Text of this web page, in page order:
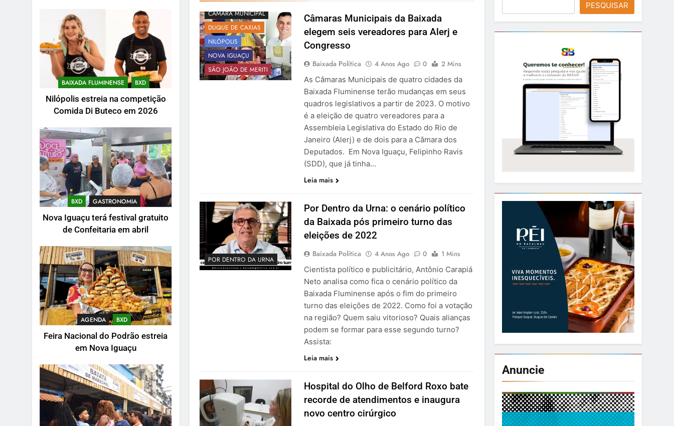
BAIXADA FLUMINENSE BXD
Nilópolis estreia na competição
Comida Di Buteco em 2026
BXD GASTRONOMIA
Nova Iguaçu terá festival gratuito
de Confeitaria em abril
AGENDA BXD
Feira Nacional do Podrão estreia
em Nova Iguaçu
CÂMARA MUNICIPAL
DUQUE DE CAXIAS
NILÓPOLIS
NOVA IGUAÇU
SÃO JOÃO DE MERITI
Câmaras Municipais da Baixada
elegem seis vereadores para Alerj e
Congresso
Baixada Política 4 Anos Ago 0
2 Mins
As Câmaras Municipais de quatro cidades da
Baixada Fluminense terão mudanças em seus
quadros legislativos a partir de 2023. O motivo
é a eleição de quatro vereadores para a
Assembleia Legislativa do Estado do Rio de
Janeiro (Alerj) e de dois para a Câmara dos
Deputados. Em Nova Iguaçu, Felipinho Ravis
(SDD), que já tinha…
Leia mais
POR DENTRO DA URNA
Por Dentro da Urna: o cenário político
da Baixada pós primeiro turno das
eleições de 2022
Baixada Política 4 Anos Ago 0
1 Mins
Cientista político e publicitário, Antônio Carapiá
Neto analisa como fica o cenário político da
Baixada Fluminense após o fim do primeiro
turno das eleições de 2022. Como foi a votação
na região? Quem saiu vitorioso? Quais alianças
podem se formar para esse segundo turno?
Assista:
Leia mais
Hospital do Olho de Belford Roxo bate
recorde de atendimentos e inaugura
novo centro cirúrgico
PESQUISAR
Anuncie